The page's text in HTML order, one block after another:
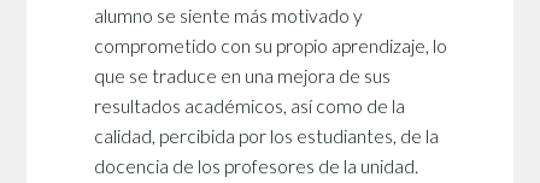
alumno se siente más motivado y
comprometido con su propio aprendizaje, lo
que se traduce en una mejora de sus
resultados académicos, así como de la
calidad, percibida por los estudiantes, de la
docencia de los profesores de la unidad.